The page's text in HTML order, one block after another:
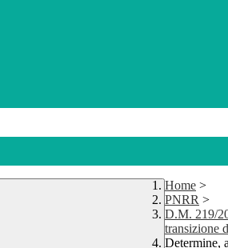
Home >
PNRR >
D.M. 219/
transizione
Determine,